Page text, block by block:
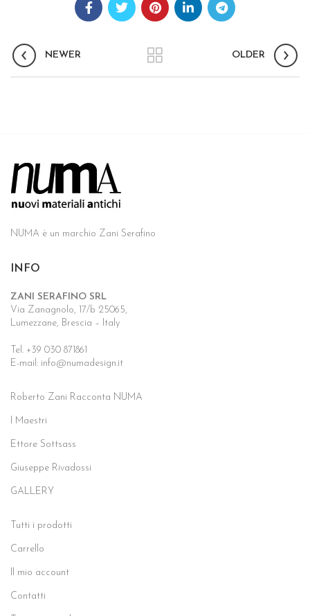
NEWER OLDER
NUMA è un marchio Zani Serafino
INFO
ZANI SERAFINO SRL
Via Zanagnolo, 17/b 25065,
Lumezzane, Brescia – Italy
Tel. +39 030 871861
E-mail: info@numadesign.it
Roberto Zani Racconta NUMA
I Maestri
Ettore Sottsass
Giuseppe Rivadossi
GALLERY
Tutti i prodotti
Carrello
Il mio account
Contatti